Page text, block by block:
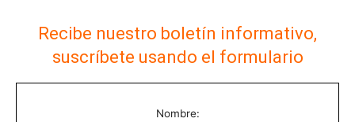
Recibe nuestro boletín informativo,
suscríbete usando el formulario
Nombre: